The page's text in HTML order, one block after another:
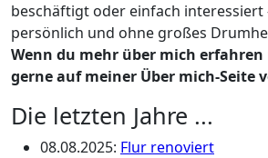
beschäftigt oder einfach interessiert
persönlich und ohne großes
Wenn du mehr über mich
gerne auf meiner Über mich-Seite
Die letzten Jahre ...
08.08.2025: Flur renoviert